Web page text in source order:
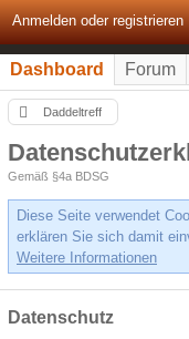
Anmelden oder registrieren
Dashboard Forum
Daddeltreff
Gemäß §4a BDSG
Diese Seite verwendet
erklären Sie sich damit
Weitere Informationen
Datenschutz